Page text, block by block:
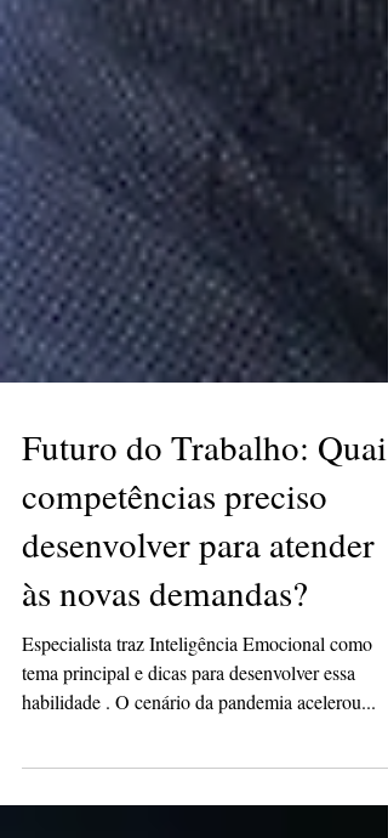
Futuro do Trabalho: Quais
competências preciso
desenvolver para atender
às novas demandas?
Especialista traz Inteligência Emocional como
tema principal e dicas para desenvolver essa